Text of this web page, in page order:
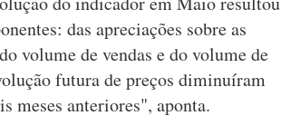
das apreciações sobre as
volume de vendas e do volume de
futura de preços diminuíram
meses anteriores", aponta.